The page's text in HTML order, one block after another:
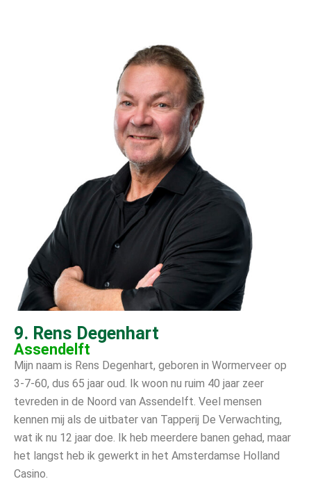
9. Rens Degenhart
Assendelft
Mijn naam is Rens Degenhart, geboren in Wormerveer op
3-7-60, dus 65 jaar oud. Ik woon nu ruim 40 jaar zeer
tevreden in de Noord van Assendelft. Veel mensen
kennen mij als de uitbater van Tapperij De Verwachting,
wat ik nu 12 jaar doe. Ik heb meerdere banen gehad, maar
het langst heb ik gewerkt in het Amsterdamse Holland
Casino.